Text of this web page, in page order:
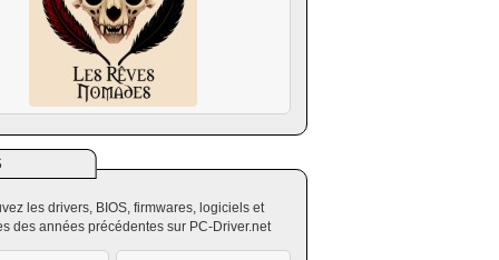
les drivers, BIOS, firmwares, logiciels et
des années précédentes sur PC-Driver.net